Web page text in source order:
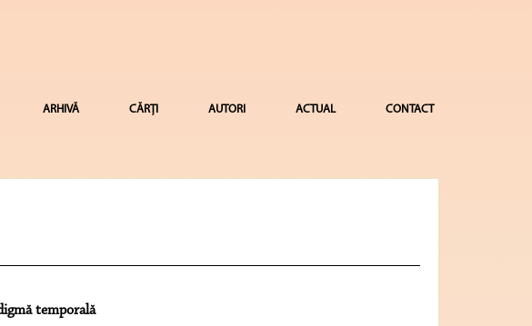
ARHIVĂ CĂRȚI AUTORI ACTUAL CONTACT
temporală